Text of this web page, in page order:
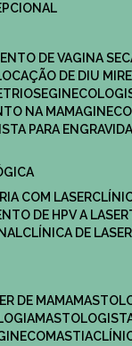
DE VAGINA
DE DIU
NA MAMA
PARA
COM LASER
DE HPV A LASER
CLÍNICA DE
DE MAMA
GINECOMASTIA